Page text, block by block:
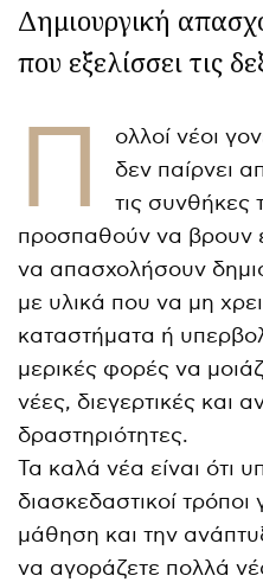
Δημιουργική
που εξελίσσει τις
Π
ολλοί νέοι
δεν παίρνει
τις συνθήκες
προσπαθούν να βρουν
να απασχολήσουν
με υλικά που να μη
καταστήματα ή
μερικές φορές να
νέες, διεγερτικές και
δραστηριότητες.
Τα καλά νέα είναι ότι
διασκεδαστικοί
μάθηση και την
να αγοράζετε πολλά